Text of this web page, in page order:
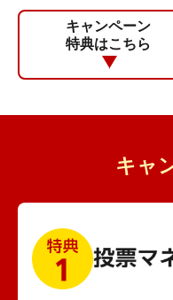
キャンペーン
特典はこちら
キャ